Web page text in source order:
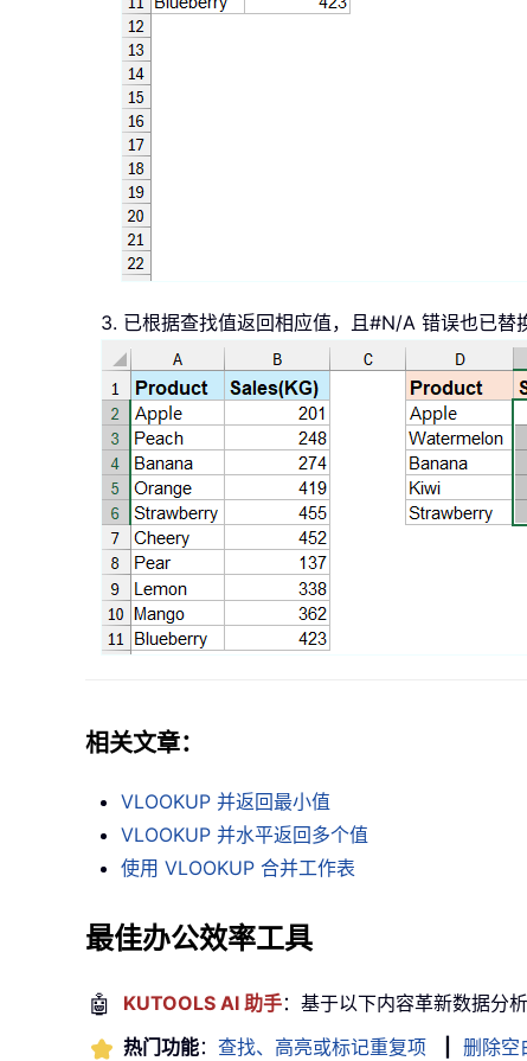
3. 已根据查找值返回相应值，且#N/A 错误也已替
相关文章：
VLOOKUP 并返回最小值
VLOOKUP 并水平返回多个值
使用 VLOOKUP 合并工作表
最佳办公效率工具
🤖 KUTOOLS AI 助手：基于以下内容革新数据分析
热门功能： 查找、高亮或标记重复项 删除空